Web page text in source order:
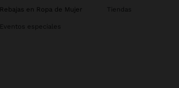
Rebajas en Ropa de Mujer
Eventos especiales
Tiendas